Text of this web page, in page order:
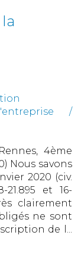
/
4ème
Nous savons
2020 (civ.
21.895 et 16-
clairement
ne sont
de l...